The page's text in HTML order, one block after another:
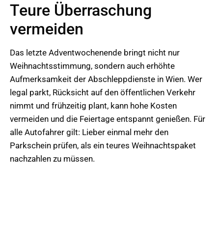
Teure Überraschung
vermeiden
Das letzte Adventwochenende bringt nicht nur
Weihnachtsstimmung, sondern auch erhöhte
Aufmerksamkeit der Abschleppdienste in Wien. Wer
legal parkt, Rücksicht auf den öffentlichen Verkehr
nimmt und frühzeitig plant, kann hohe Kosten
vermeiden und die Feiertage entspannt genießen. Für
alle Autofahrer gilt: Lieber einmal mehr den
Parkschein prüfen, als ein teures Weihnachtspaket
nachzahlen zu müssen.